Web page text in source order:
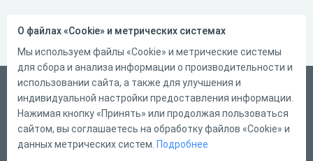
Русский
Справка
Форма обратной связи
О файлах «Cookie» и метрических системах
Мы используем файлы «Cookie» и метрические системы
для сбора и анализа информации о производительности и
использовании сайта, а также для улучшения и
индивидуальной настройки предоставления информации.
Нажимая кнопку «Принять» или продолжая пользоваться
сайтом, вы соглашаетесь на обработку файлов «Cookie» и
данных метрических систем. Подробнее